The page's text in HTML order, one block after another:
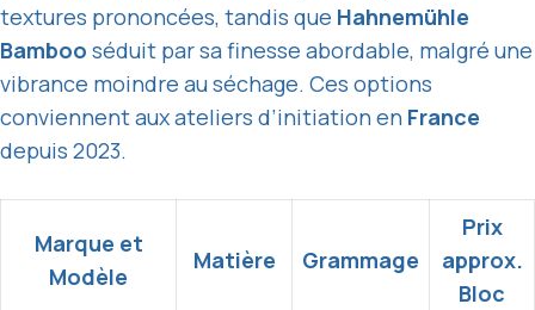
textures prononcées, tandis que Hahnemühle
Bamboo séduit par sa finesse abordable, malgré une
vibrance moindre au séchage. Ces options
conviennent aux ateliers d’initiation en France
depuis 2023.
Marque et
Modèle
Matière Grammage
Prix
approx.
Bloc